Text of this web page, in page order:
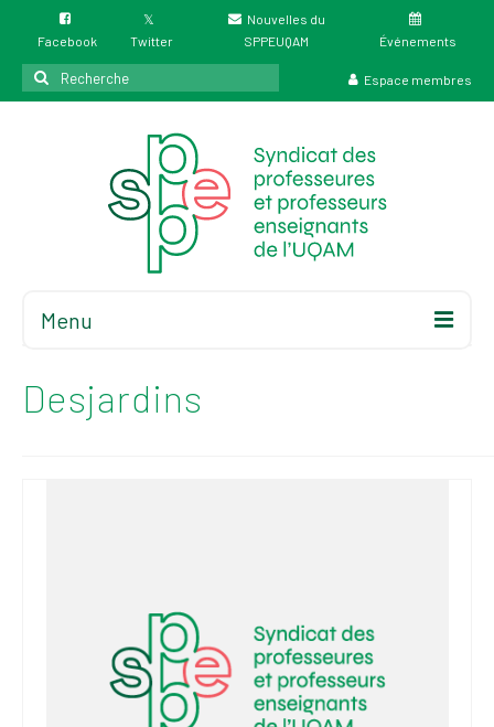
Facebook Twitter
Nouvelles du
SPPEUQAM
Événements
Rechercher
:
Espace membres
Menu
Statuts et
règlements
Politiques
Desjardins